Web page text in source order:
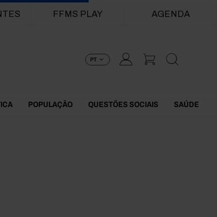
FFMS PLAY AGENDA
PT
POPULAÇÃO QUESTÕES SOCIAIS SAÚDE